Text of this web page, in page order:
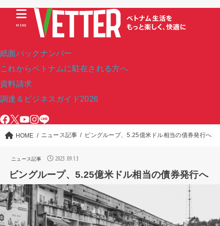
紙面バックナンバー
これからベトナムに駐在される方へ
資料請求
調達＆ビジネスガイド2026
MENU
HOME ニュース記事 ビングループ、5.25億米ドル相当の債券発行へ
ニュース記事 2023.09.13
ビングループ、5.25億米ドル相当の債券発行へ